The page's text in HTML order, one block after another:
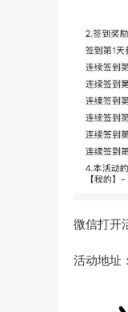
微信打开
活动地址：